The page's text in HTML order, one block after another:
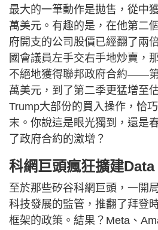
最大的一筆動作是拋售，從中
萬美元。有趣的是，在他第二
府開支的公司股價已經翻了兩
國會議員左手交右手地炒賣，
不絕地獲得聯邦政府合約——
萬美元，到了第二季更猛增至
Trump大部份的買入操作，恰
末。你說這是眼光獨到，還是
了政府合約的激增？
科網巨頭瘋狂擴建
至於那些矽谷科網巨頭，一開
科技發展的監管，推翻了拜登
框架的政策。結果？Meta、